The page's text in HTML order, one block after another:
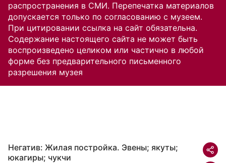
распространения в СМИ. Перепечатка материалов
допускается только по согласованию с музеем.
При цитировании ссылка на сайт обязательна.
Содержание настоящего сайта не может быть
воспроизведено целиком или частично в любой
форме без предварительного письменного
разрешения музея
Негатив: Жилая постройка. Эвены; якуты;
юкагиры; чукчи